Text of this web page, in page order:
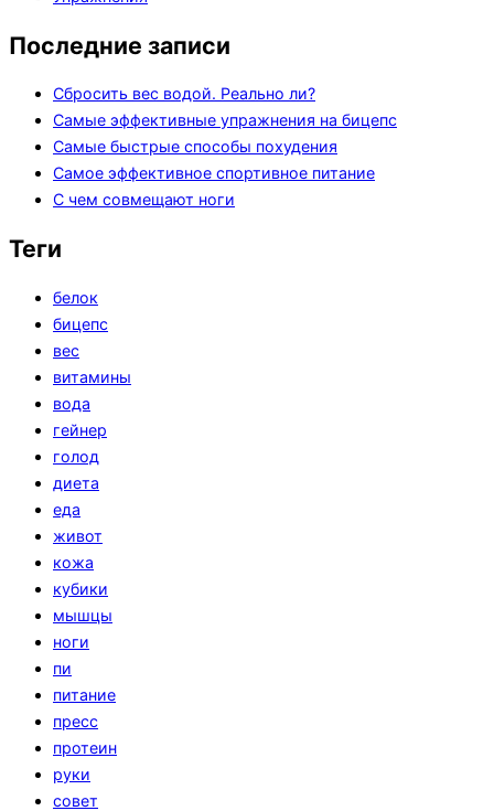
Последние записи
Сбросить вес водой. Реально ли?
Самые эффективные упражнения на бицепс
Самые быстрые способы похудения
Самое эффективное спортивное питание
С чем совмещают ноги
Теги
белок
бицепс
вес
витамины
вода
гейнер
голод
диета
еда
живот
кожа
кубики
мышцы
ноги
пи
питание
пресс
протеин
руки
совет